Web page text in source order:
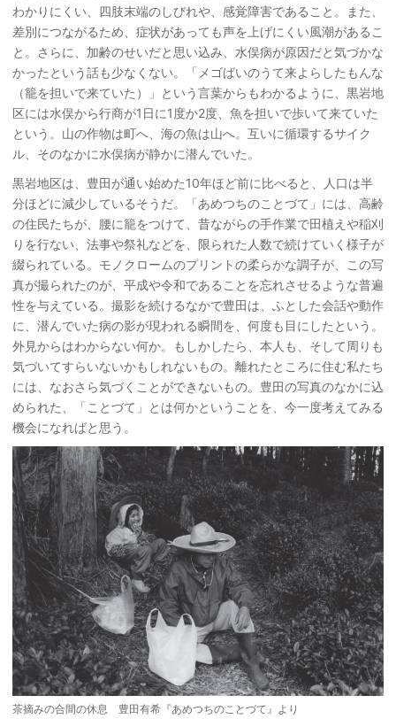
わかりにくい、四肢末端のしびれや、感覚障害であること。また、
差別につながるため、症状があっても声を上げにくい風潮があるこ
と。さらに、加齢のせいだと思い込み、水俣病が原因だと気づかな
かったという話も少なくない。「メゴばいのうて来よらしたもんな
（籠を担いで来ていた）」という言葉からもわかるように、黒岩地
区には水俣から行商が1日に1度か2度、魚を担いで歩いて来ていた
という。山の作物は町へ、海の魚は山へ。互いに循環するサイク
ル、そのなかに水俣病が静かに潜んでいた。
黒岩地区は、豊田が通い始めた10年ほど前に比べると、人口は半
分ほどに減少しているそうだ。「あめつちのことづて」には、高齢
の住民たちが、腰に籠をつけて、昔ながらの手作業で田植えや稲刈
りを行ない、法事や祭礼などを、限られた人数で続けていく様子が
綴られている。モノクロームのプリントの柔らかな調子が、この写
真が撮られたのが、平成や令和であることを忘れさせるような普遍
性を与えている。撮影を続けるなかで豊田は、ふとした会話や動作
に、潜んでいた病の影が現われる瞬間を、何度も目にしたという。
外見からはわからない何か。もしかしたら、本人も、そして周りも
気づいてすらいないかもしれないもの。離れたところに住む私たち
には、なおさら気づくことができないもの。豊田の写真のなかに込
められた、「ことづて」とは何かということを、今一度考えてみる
機会になればと思う。
茶摘みの合間の休息 豊田有希『あめつちのことづて』より